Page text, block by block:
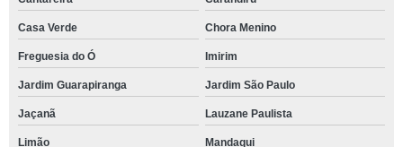
Casa Verde Chora Menino
Freguesia do Ó Imirim
Jardim Guarapiranga Jardim São Paulo
Jaçanã Lauzane Paulista
Limão Mandaqui